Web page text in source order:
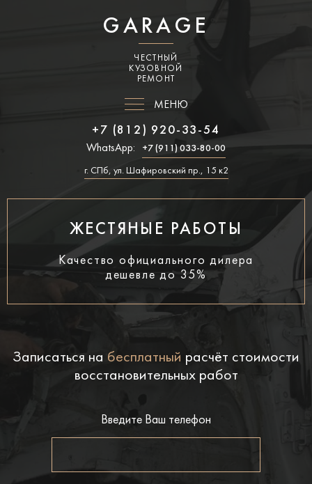
GARAGE
ЧЕСТНЫЙ
КУЗОВНОЙ
РЕМОНТ
МЕНЮ
+7 (812) 920-33-54
WhatsApp: +7 (911) 033-80-00
г. СПб, ул. Шафировский пр., 15 к2
ЖЕСТЯНЫЕ РАБОТЫ
Качество официального дилера
дешевле до 35%
Записаться на бесплатный расчёт стоимости
восстановительных работ
Введите Ваш телефон